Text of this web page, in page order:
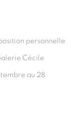
personnelle
Cécile
au 28